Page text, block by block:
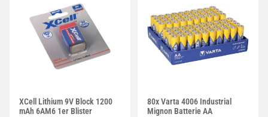
XCell Lithium 9V Block 1200
mAh 6AM6 1er Blister
80x Varta 4006 Industrial
Mignon Batterie AA